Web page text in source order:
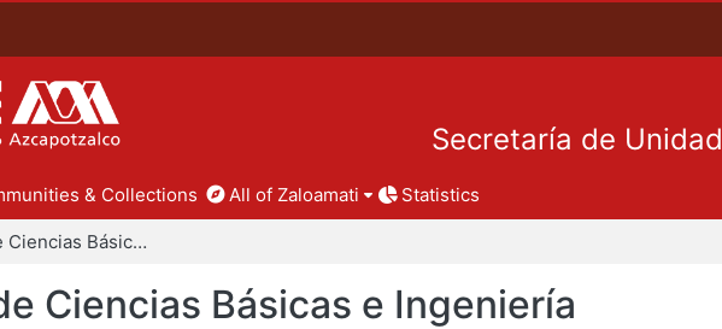
Secretaría de Unidad
& Collections All of Zaloamati Statistics
División de Ciencias Básicas e Ingeniería
Ciencias Básicas e Ingeniería